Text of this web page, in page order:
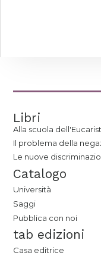
Libri
Alla scuola
Il problema della
Le nuove
Catalogo
Università
Saggi
Pubblica con noi
tab edizioni
Casa editrice